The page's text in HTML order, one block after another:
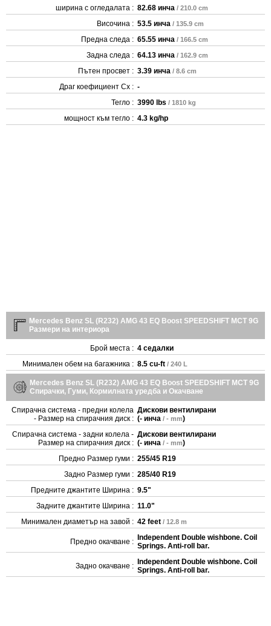
ширина с огледалата : 82.68 инча / 210.0 cm
Височина : 53.5 инча / 135.9 cm
Предна следа : 65.55 инча / 166.5 cm
Задна следа : 64.13 инча / 162.9 cm
Пътен просвет : 3.39 инча / 8.6 cm
Драг коефициент Cx : -
Тегло : 3990 lbs / 1810 kg
мощност към тегло : 4.3 kg/hp
Mercedes Benz SL (R232) AMG 43 EQ Boost SPEEDSHIFT MCT 9G
Размери на интериора
Брой места : 4 седалки
Минимален обем на багажника : 8.5 cu-ft / 240 L
Mercedes Benz SL (R232) AMG 43 EQ Boost SPEEDSHIFT MCT 9G
Спирачки, Гуми, Кормилната уредба и Окачване
Спирачна система - предни колела
- Размер на спирачния диск :
Дискови вентилирани
(- инча / - mm)
Спирачна система - задни колела -
Размер на спирачния диск :
Дискови вентилирани
(- инча / - mm)
Предно Размер гуми : 255/45 R19
Задно Размер гуми : 285/40 R19
Предните джантите Ширина : 9.5"
Задните джантите Ширина : 11.0"
Минимален диаметър на завой : 42 feet / 12.8 m
Предно окачване : Independent Double wishbone. Coil
Springs. Anti-roll bar.
Задно окачване : Independent Double wishbone. Coil
Springs. Anti-roll bar.